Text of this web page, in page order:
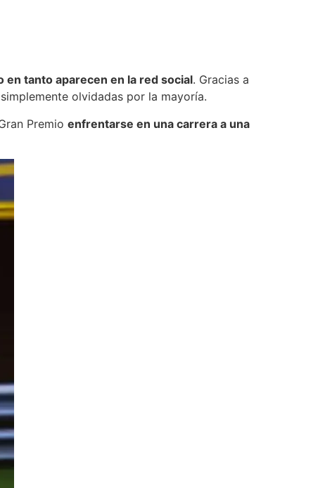
tanto aparecen en la red social. Gracias a
olvidadas por la mayoría.
Premio enfrentarse en una carrera a una